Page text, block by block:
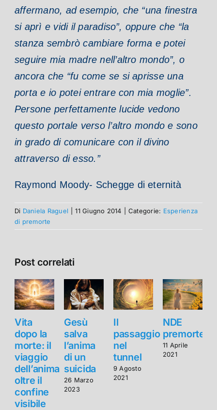
affermano, ad esempio, che “una finestra
si aprì e vidi il paradiso”, oppure che “la
stanza sembrò cambiare forma e potei
seguire mia madre nell’altro mondo”, o
ancora che “fu come se si aprisse una
porta e io potei entrare con mia moglie”.
Persone perfettamente lucide vedono
questo portale verso l’altro mondo e sono
in grado di comunicare con il divino
attraverso di esso.”
Raymond Moody- Schegge di eternità
Di Daniela Raguel 11 Giugno 2014 Categorie: Esperienza
di premorte
Post correlati
Vita
dopo la
morte: il
viaggio
dell’anima
oltre il
confine
visibile
Gesù
salva
l’anima
di un
suicida
26 Marzo
2023
Il
passaggio
nel
tunnel
9 Agosto
2021
NDE
premorte
11 Aprile
2021